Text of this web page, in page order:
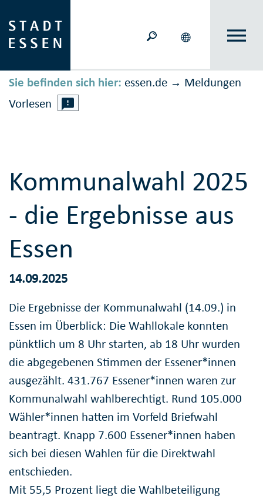
Sie befinden sich hier: essen.de → Meldungen
Vorlesen
Kommunalwahl 2025
- die Ergebnisse aus
Essen
14.09.2025
Die Ergebnisse der Kommunalwahl (14.09.) in
Essen im Überblick: Die Wahllokale konnten
pünktlich um 8 Uhr starten, ab 18 Uhr wurden
die abgegebenen Stimmen der Essener*innen
ausgezählt. 431.767 Essener*innen waren zur
Kommunalwahl wahlberechtigt. Rund 105.000
Wähler*innen hatten im Vorfeld Briefwahl
beantragt. Knapp 7.600 Essener*innen haben
sich bei diesen Wahlen für die Direktwahl
entschieden.
Mit 55,5 Prozent liegt die Wahlbeteiligung